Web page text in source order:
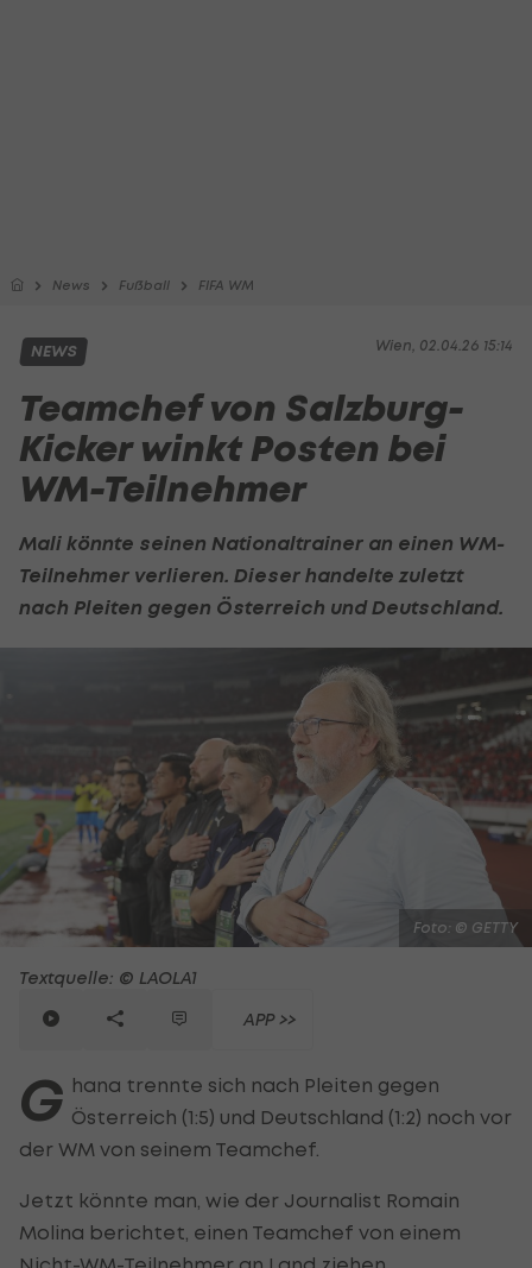
News Fußball FIFA WM
Wien, 02.04.26 15:14
NEWS
Teamchef von Salzburg-
Kicker winkt Posten bei
WM-Teilnehmer
Mali könnte seinen Nationaltrainer an einen WM-
Teilnehmer verlieren. Dieser handelte zuletzt
nach Pleiten gegen Österreich und Deutschland.
Foto: © GETTY
Textquelle: © LAOLA1
APP >>
G hana trennte sich nach Pleiten gegen
Österreich (1:5) und Deutschland (1:2) noch vor
der WM von seinem Teamchef.
Jetzt könnte man, wie der Journalist Romain
Molina berichtet, einen Teamchef von einem